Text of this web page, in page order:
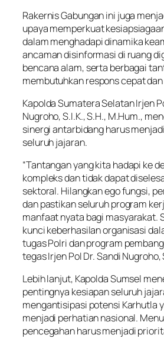
Rakernis Gabungan ini juga
upaya memperkuat
dalam menghadapi dinamika
ancaman disinformasi di ruang
bencana alam, serta berbagai
membutuhkan respons cepat
Kapolda Sumatera Selatan Irjen
Nugroho, S.I.K., S.H., M.Hum.,
sinergi antarbidang harus
seluruh jajaran.
“Tantangan yang kita hadapi ke
kompleks dan tidak dapat
sektoral. Hilangkan ego fungsi,
dan pastikan seluruh program
manfaat nyata bagi masyarakat.
kunci keberhasilan organisasi
tugas Polri dan program
tegas Irjen Pol Dr. Sandi Nugroho,
Lebih lanjut, Kapolda Sumsel
pentingnya kesiapan seluruh
mengantisipasi potensi Karhutla
menjadi perhatian nasional.
pencegahan harus menjadi